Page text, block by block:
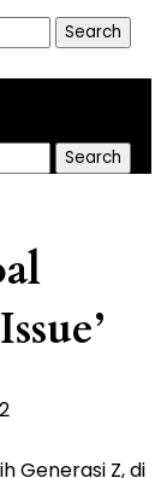
Search
Search
Generasi Z, di